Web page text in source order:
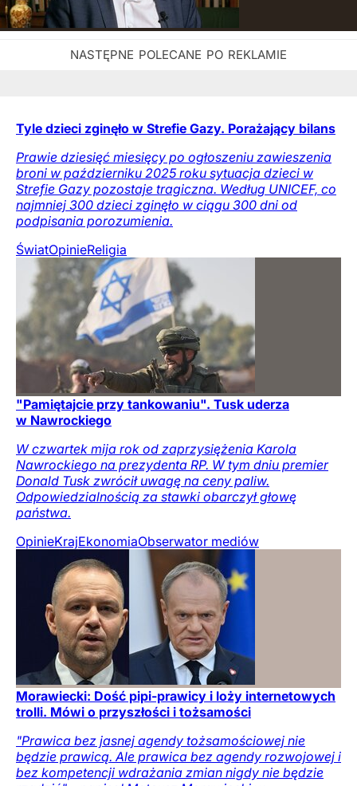
Tyle dzieci zginęło w Strefie Gazy. Porażający bilans
Prawie dziesięć miesięcy po ogłoszeniu zawieszenia
broni w październiku 2025 roku sytuacja dzieci w
Strefie Gazy pozostaje tragiczna. Według UNICEF, co
najmniej 300 dzieci zginęło w ciągu 300 dni od
podpisania porozumienia.
ŚwiatOpinieReligia
"Pamiętajcie przy tankowaniu". Tusk uderza
w Nawrockiego
W czwartek mija rok od zaprzysiężenia Karola
Nawrockiego na prezydenta RP. W tym dniu premier
Donald Tusk zwrócił uwagę na ceny paliw.
Odpowiedzialnością za stawki obarczył głowę
państwa.
OpinieKrajEkonomiaObserwator mediów
Morawiecki: Dość pipi-prawicy i loży internetowych
trolli. Mówi o przyszłości i tożsamości
"Prawica bez jasnej agendy tożsamościowej nie
będzie prawicą. Ale prawica bez agendy rozwojowej i
bez kompetencji wdrażania zmian nigdy nie będzie